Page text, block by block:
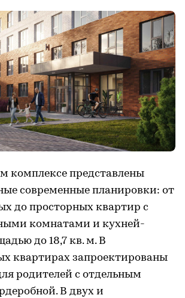
комплексе представлены
современные планировки: от
до просторных квартир с
комнатами и кухней-
до 18,7 кв. м. В
квартирах запроектированы
родителей с отдельным
В двух и